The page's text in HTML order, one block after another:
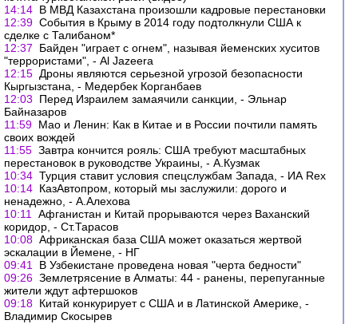
14:14 В МВД Казахстана произошли кадровые перестановки
12:39 События в Крыму в 2014 году подтолкнули США к
сделке с Талибаном*
12:37
Байден "играет с огнем", называя йеменских хуситов
"террористами", - Al Jazeera
12:15 Дроны являются серьезной угрозой безопасности
Кыргызстана, - Медербек Корганбаев
12:03
Перед Израилем замаячили санкции, - Эльнар
Байназаров
11:59 Мао и Ленин: Как в Китае и в России почтили память
своих вождей
11:55 Завтра кончится рояль: США требуют масштабных
перестановок в руководстве Украины, - А.Кузмак
10:34 Турция ставит условия спецслужбам Запада, - ИА Rex
10:14 КазАвтопром, который мы заслужили: дорого и
ненадежно, - А.Алехова
10:11
Афганистан и Китай прорываются через Ваханский
коридор, - Ст.Тарасов
10:08 Африканская база США может оказаться жертвой
эскалации в Йемене, - НГ
09:41
В Узбекистане проведена новая "черта бедности"
09:26 Землетрясение в Алматы: 44 - ранены, перепуганные
жители ждут афтершоков
09:18 Китай конкурирует с США и в Латинской Америке, -
Владимир Скосырев